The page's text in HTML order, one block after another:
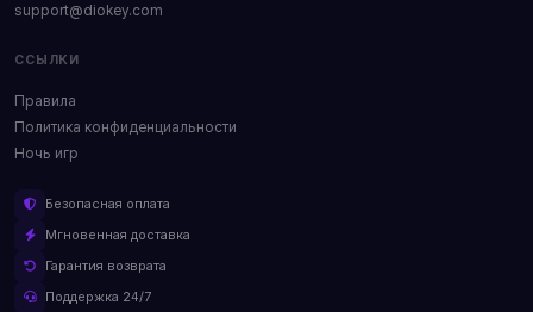
support@diokey.com
ССЫЛКИ
Правила
Политика конфиденциальности
Ночь игр
Безопасная оплата
Мгновенная доставка
Гарантия возврата
Поддержка 24/7